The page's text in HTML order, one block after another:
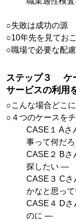
○失敗は成功の源
○10年先を見てお
○職場で必要な配慮
ステップ３ ケ
サービスの利用
○こんな場合どこ
○４つのケースを
CASE１ Aさ
事って何だ
CASE２ B
探したい —
CASE３ C
かなと思っ
CASE４ Dさ
のに —